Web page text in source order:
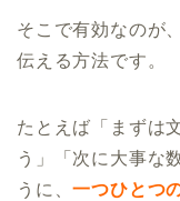
そこで有効なのが
伝える方法です。
たとえば「まずは
う」「次に大事な
うに、一つひとつ